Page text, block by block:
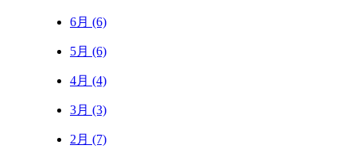
6月 (6)
5月 (6)
4月 (4)
3月 (3)
2月 (7)